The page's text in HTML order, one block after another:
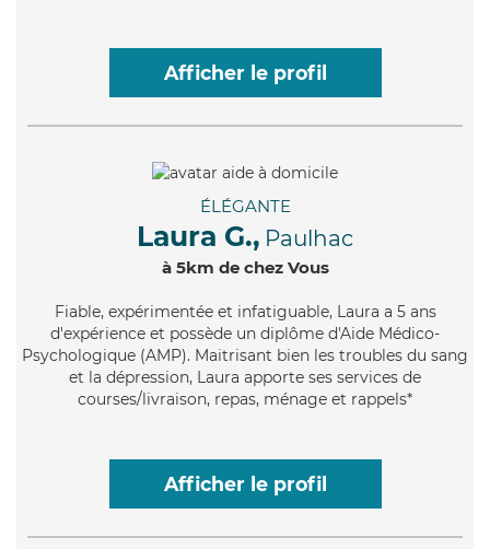
Afficher le profil
ÉLÉGANTE
Laura G., Paulhac
à 5km de chez Vous
Fiable, expérimentée et infatiguable, Laura a 5 ans
d'expérience et possède un diplôme d'Aide Médico-
Psychologique (AMP). Maitrisant bien les troubles du sang
et la dépression, Laura apporte ses services de
courses/livraison, repas, ménage et rappels*
Afficher le profil